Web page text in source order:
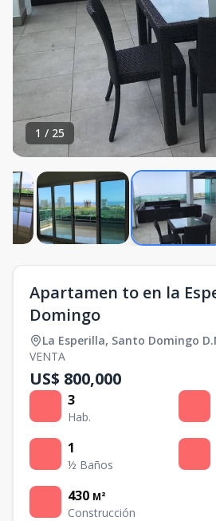
1 / 25
Apartamen to en la
Domingo
La Esperilla, Santo Domingo
VENTA
US$ 800,000
3
Hab.
1
½ Baños
430 M²
Construcción